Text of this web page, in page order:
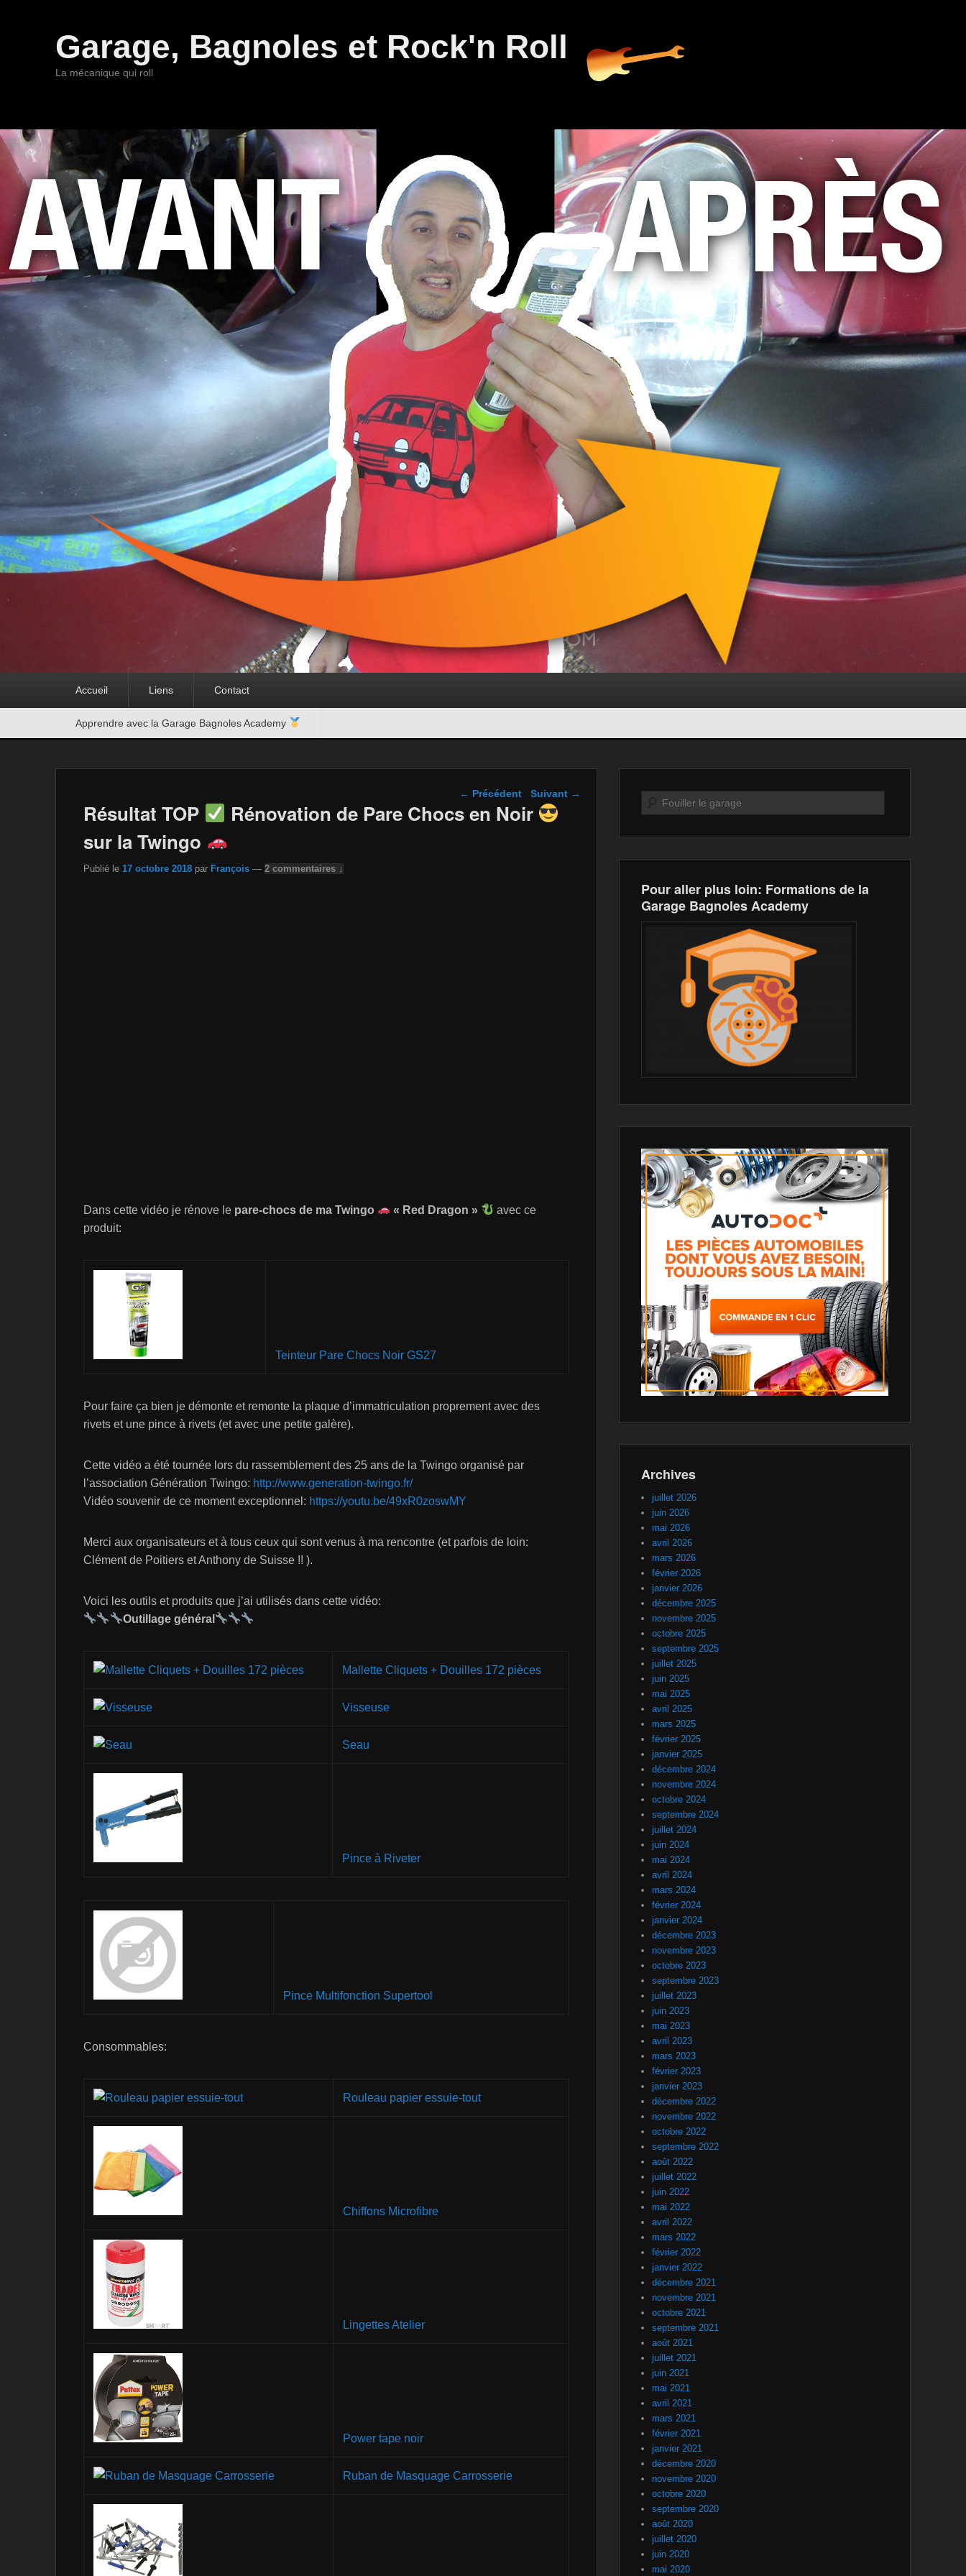
Garage, Bagnoles et Rock'n Roll
La mécanique qui roll
Accueil Liens Contact
Apprendre avec la Garage Bagnoles Academy
Navigation dans les
articles
← Précédent Suivant →
Résultat TOP
Rénovation de Pare Chocs en Noir
sur la Twingo
Publié le 17 octobre 2018 par François — 2 commentaires ↓
Dans cette vidéo je rénove le pare-chocs de ma Twingo « Red Dragon »
avec ce
produit:
Teinteur Pare Chocs Noir GS27
Pour faire ça bien je démonte et remonte la plaque d’immatriculation proprement avec des
rivets et une pince à rivets (et avec une petite galère).
Cette vidéo a été tournée lors du rassemblement des 25 ans de la Twingo organisé par
l’association Génération Twingo: http://www.generation-twingo.fr/
Vidéo souvenir de ce moment exceptionnel: https://youtu.be/49xR0zoswMY
Merci aux organisateurs et à tous ceux qui sont venus à ma rencontre (et parfois de loin:
Clément de Poitiers et Anthony de Suisse !! ).
Voici les outils et produits que j’ai utilisés dans cette vidéo:
Outillage général
Mallette Cliquets + Douilles 172 pièces
Visseuse
Seau
Pince à Riveter
Pince Multifonction Supertool
Consommables:
Rouleau papier essuie-tout
Chiffons Microfibre
Lingettes Atelier
Power tape noir
Ruban de Masquage Carrosserie
Recherche
Pour aller plus loin: Formations de la
Garage Bagnoles Academy
Archives
juillet 2026
juin 2026
mai 2026
avril 2026
mars 2026
février 2026
janvier 2026
décembre 2025
novembre 2025
octobre 2025
septembre 2025
juillet 2025
juin 2025
mai 2025
avril 2025
mars 2025
février 2025
janvier 2025
décembre 2024
novembre 2024
octobre 2024
septembre 2024
juillet 2024
juin 2024
mai 2024
avril 2024
mars 2024
février 2024
janvier 2024
décembre 2023
novembre 2023
octobre 2023
septembre 2023
juillet 2023
juin 2023
mai 2023
avril 2023
mars 2023
février 2023
janvier 2023
décembre 2022
novembre 2022
octobre 2022
septembre 2022
août 2022
juillet 2022
juin 2022
mai 2022
avril 2022
mars 2022
février 2022
janvier 2022
décembre 2021
novembre 2021
octobre 2021
septembre 2021
août 2021
juillet 2021
juin 2021
mai 2021
avril 2021
mars 2021
février 2021
janvier 2021
décembre 2020
novembre 2020
octobre 2020
septembre 2020
août 2020
juillet 2020
juin 2020
mai 2020